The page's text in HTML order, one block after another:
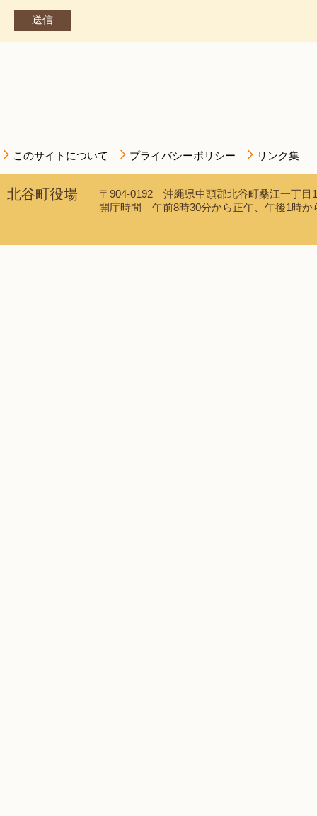
このサイトについて プライバシーポリシー リンク集
北谷町役場
〒904-0192 沖縄県中頭郡北谷町桑江一丁
開庁時間 午前8時30分から正午、午後1時か